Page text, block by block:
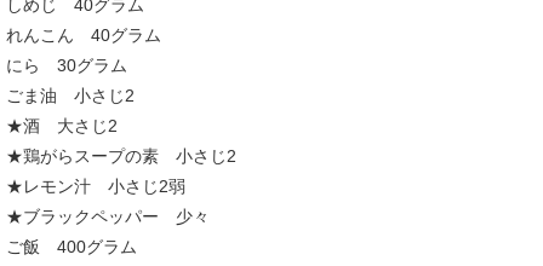
しめじ 40グラム
れんこん 40グラム
にら 30グラム
ごま油 小さじ2
★酒 大さじ2
★鶏がらスープの素 小さじ2
★レモン汁 小さじ2弱
★ブラックペッパー 少々
ご飯 400グラム